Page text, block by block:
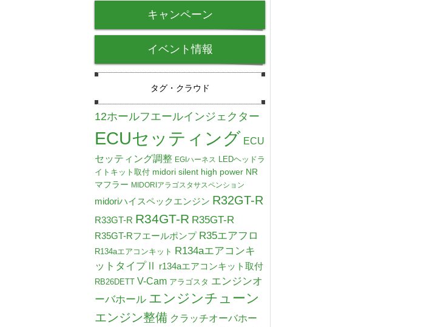
キャンペーン
イベント情報
タグ・クラウド
12ホールフエールインジェクター
ECUセッティング ECU
セッティング調整 EGIハーネス LEDヘッドラ
イトキット取付 midori silent high power NR
マフラー MIDORIアラゴスタサスペンション
midoriハイスペックエンジン R32GT-R
R33GT-R R34GT-R R35GT-R
R35GT-Rフエールポンプ R35エアフロ
R134aエアコンキット R134aエアコンキ
ットタイプⅡ
r134aエアコンキット取付
RB26DETT V-Cam アラゴスタ エンジンオ
ーバホール エンジンチューン
エンジン整備 クラッチオーバホー